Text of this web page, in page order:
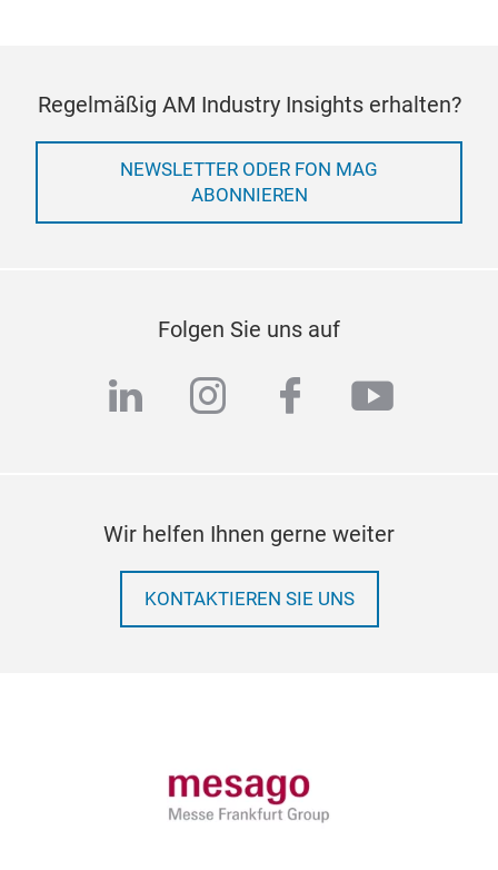
Regelmäßig AM Industry Insights erhalten?
NEWSLETTER ODER FON MAG
ABONNIEREN
Folgen Sie uns auf
linkedininstagram
facebook
Wir helfen Ihnen gerne weiter
KONTAKTIEREN SIE UNS